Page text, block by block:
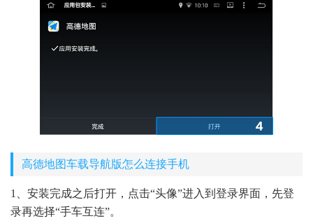
高德地图车载导航版怎么连接手机
1、安装完成之后打开，点击“头像”进入到登录界面，先登
录再选择“手车互连”。